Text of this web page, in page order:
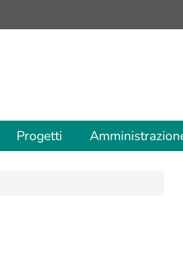
Progetti